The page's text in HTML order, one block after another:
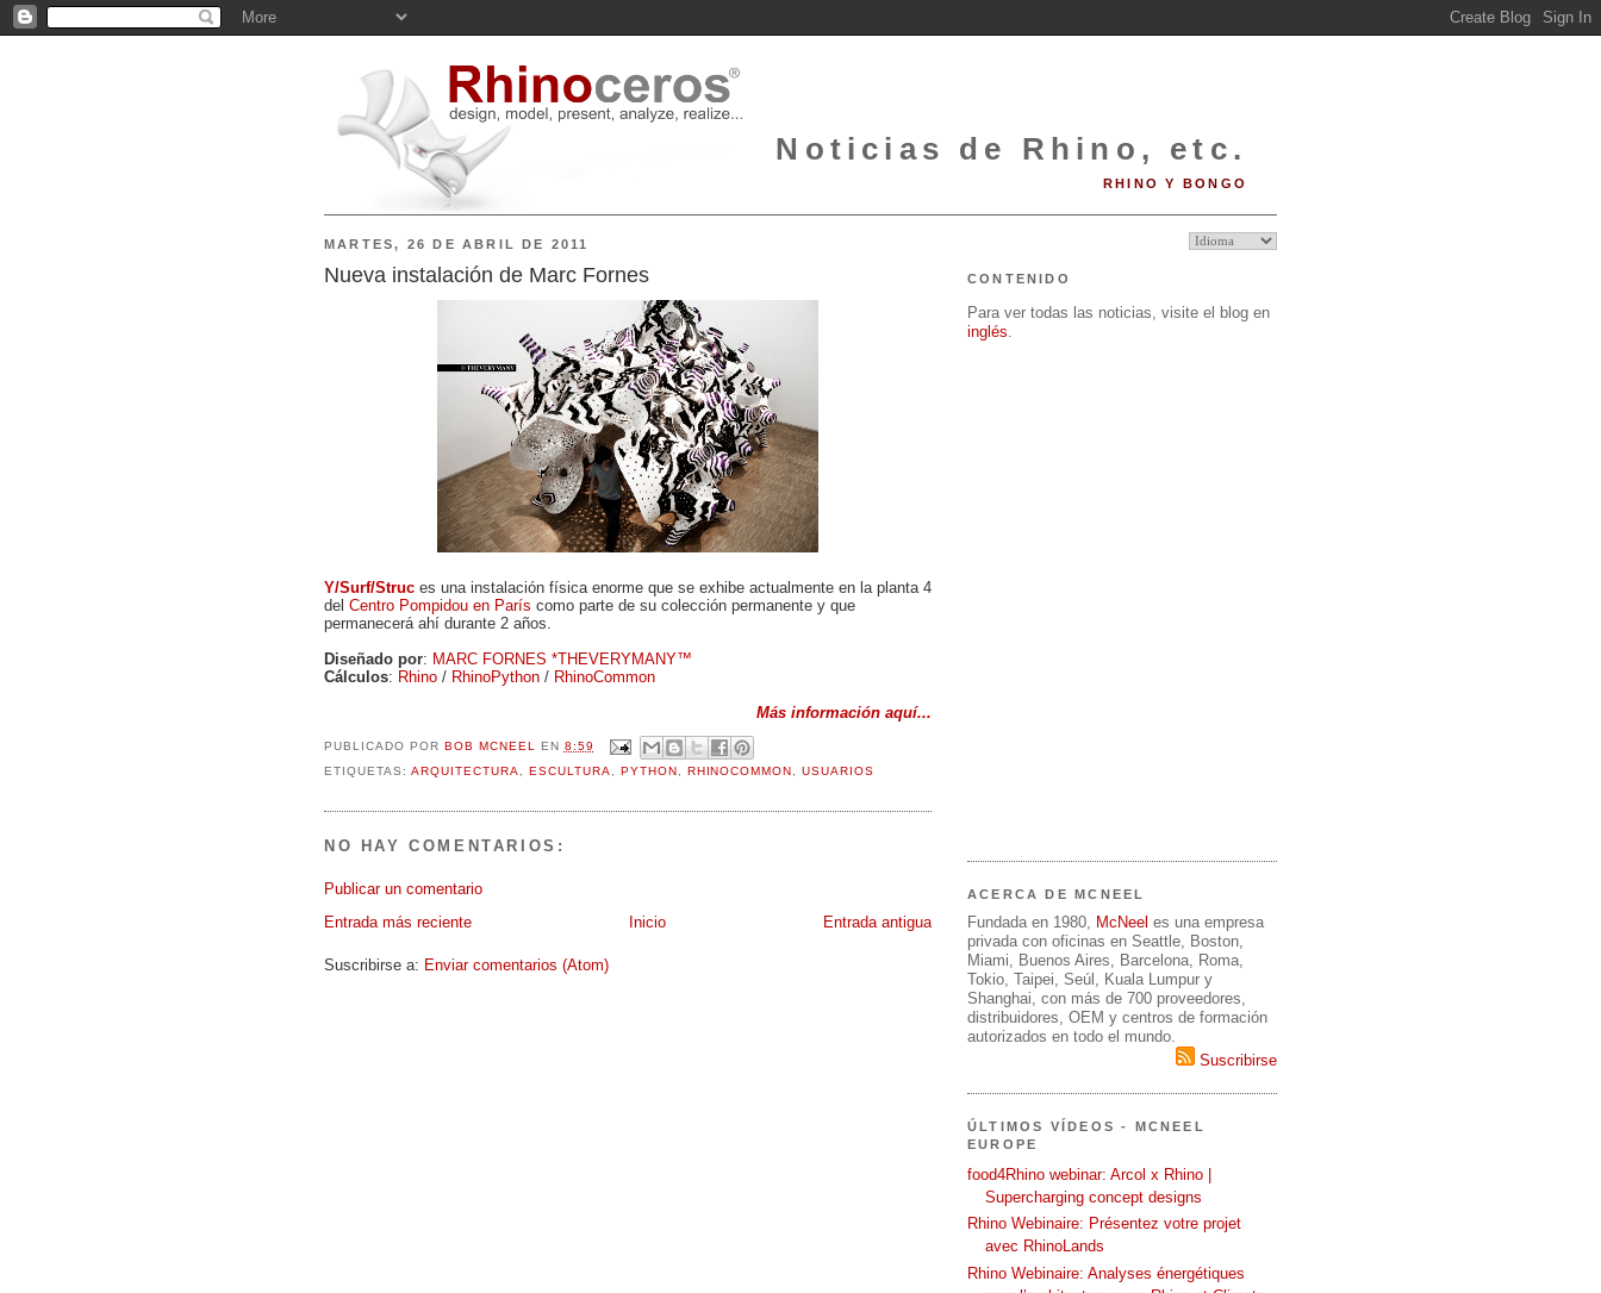
Noticias de Rhino, etc.
RHINO Y BONGO
MARTES, 26 DE ABRIL DE 2011
Nueva instalación de Marc Fornes
Y/Surf/Struc es una instalación física enorme que se exhibe actualmente en la planta 4
del Centro Pompidou en París como parte de su colección permanente y que
permanecerá ahí durante 2 años.
Diseñado por: MARC FORNES *THEVERYMANY™
Cálculos: Rhino / RhinoPython / RhinoCommon
Más información aquí...
PUBLICADO POR BOB MCNEEL EN 8:59
ETIQUETAS: ARQUITECTURA, ESCULTURA, PYTHON , RHINOCOMMON ,USUARIOS
NO HAY COMENTARIOS:
Publicar un comentario
Entrada más reciente
Entrada antigua
Inicio
Suscribirse a: Enviar comentarios (Atom)
CONTENIDO
Para ver todas las noticias, visite el blog en
inglés
ACERCA DE MCNEEL
Fundada en 1980, McNeel es una empresa
privada con oficinas en Seattle, Boston,
Miami, Buenos Aires, Barcelona, Roma,
Tokio, Taipei, Seúl, Kuala Lumpur y
Shanghai, con más de 700 proveedores,
distribuidores, OEM y centros de formación
autorizados en todo el mundo.
Suscribirse
ÚLTIMOS VÍDEOS - MCNEEL
EUROPE
food4Rhino webinar: Arcol x Rhino |
Supercharging concept designs
Rhino Webinaire: Présentez votre projet
avec RhinoLands
Rhino Webinaire: Analyses énergétiques